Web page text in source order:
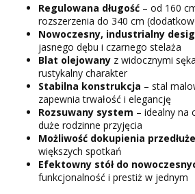
Regulowana długość – od 160
rozszerzenia do 340 cm
Nowoczesny, industrialny
jasnego dębu i czarnego stelaża
Blat olejowany z widocznymi
rustykalny charakter
Stabilna konstrukcja – stal
zapewnia trwałość i elegancję
Rozsuwany system – idealny na
duże rodzinne przyjęcia
Możliwość dokupienia
większych spotkań
Efektowny stół do
funkcjonalność i prestiż w jednym